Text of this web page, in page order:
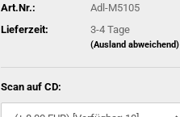
Art.Nr.:
Adl-M5105
Lieferzeit:
3-4 Tage
(Ausland abweichend)
Scan auf CD: